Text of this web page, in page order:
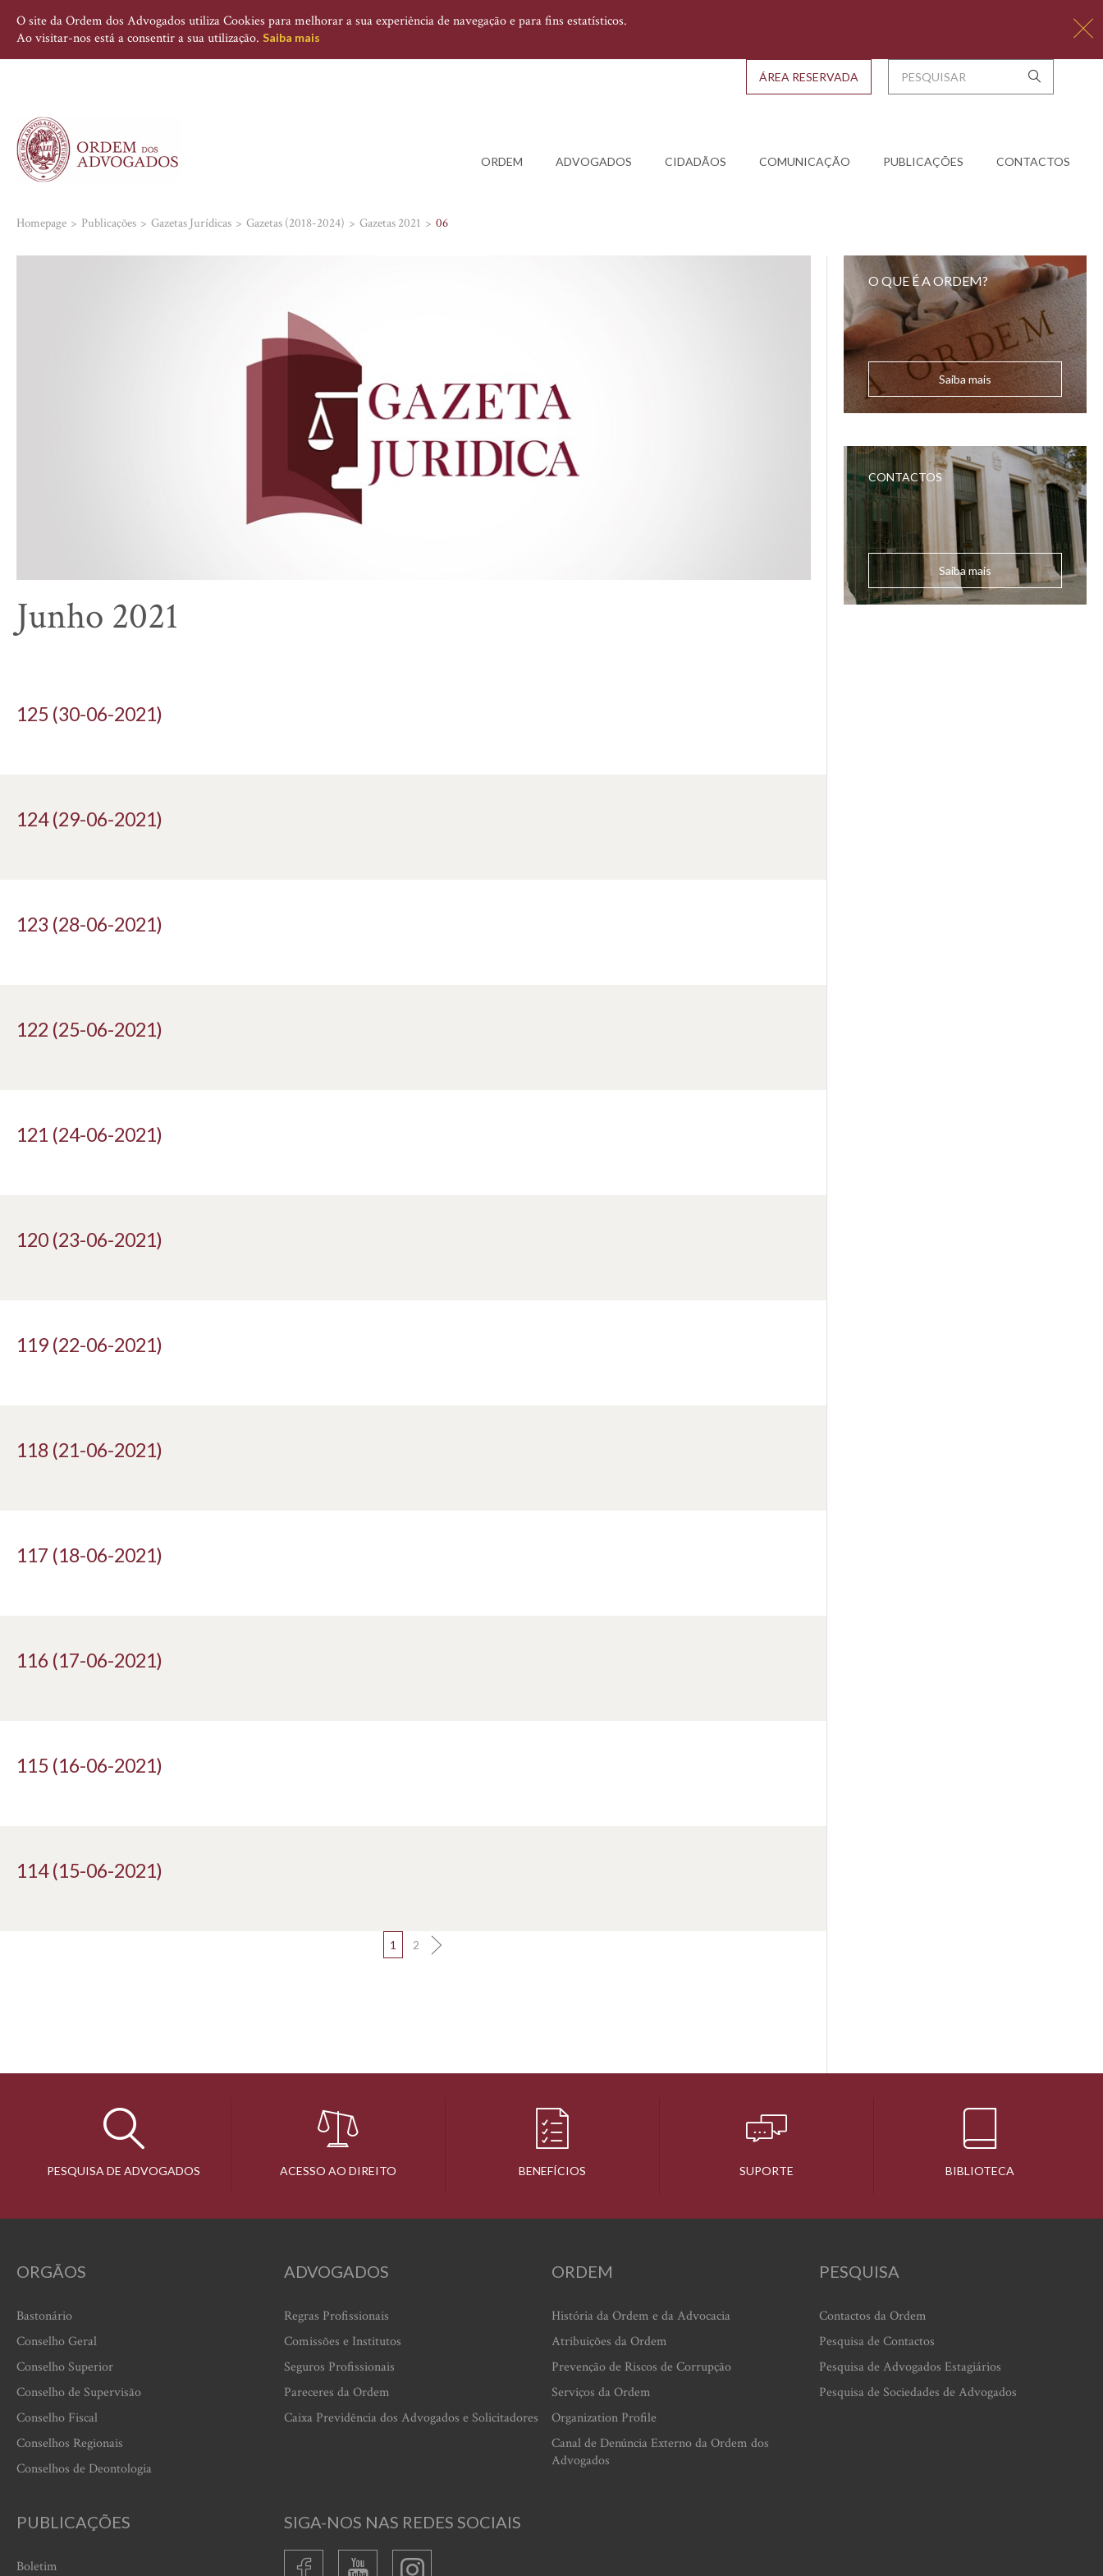
O site da Ordem dos Advogados utiliza Cookies para melhorar a sua experiência de navegação e para fins estatísticos.
Ao visitar-nos está a consentir a sua utilização. Saiba mais
ORDEM ADVOGADOS CIDADÃOS COMUNICAÇÃO PUBLICAÇÕES CONTACTOS
ÁREA RESERVADA
Homepage Publicações Gazetas Jurídicas Gazetas (2018-2024) Gazetas 2021 06
Junho 2021
125 (30-06-2021)
124 (29-06-2021)
123 (28-06-2021)
122 (25-06-2021)
121 (24-06-2021)
120 (23-06-2021)
119 (22-06-2021)
118 (21-06-2021)
117 (18-06-2021)
116 (17-06-2021)
115 (16-06-2021)
114 (15-06-2021)
1 2
O QUE É A ORDEM?
Saiba mais
CONTACTOS
Saiba mais
PESQUISA DE ADVOGADOS ACESSO AO DIREITO BENEFÍCIOS SUPORTE BIBLIOTECA
ORGÃOS
Bastonário
Conselho Geral
Conselho Superior
Conselho de Supervisão
Conselho Fiscal
Conselhos Regionais
Conselhos de Deontologia
ADVOGADOS
Regras Profissionais
Comissões e Institutos
Seguros Profissionais
Pareceres da Ordem
Caixa Previdência dos Advogados e Solicitadores
ORDEM
História da Ordem e da Advocacia
Atribuições da Ordem
Prevenção de Riscos de Corrupção
Serviços da Ordem
Organization Profile
Canal de Denúncia Externo da Ordem dos
Advogados
PESQUISA
Contactos da Ordem
Pesquisa de Contactos
Pesquisa de Advogados Estagiários
Pesquisa de Sociedades de Advogados
PUBLICAÇÕES
Boletim
SIGA-NOS NAS REDES SOCIAIS